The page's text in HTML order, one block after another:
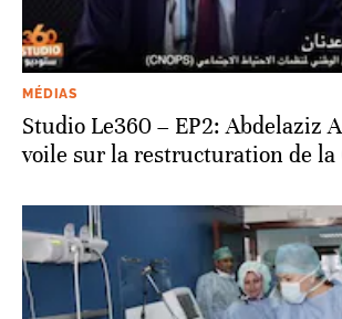
MÉDIAS
Studio Le360 – EP2: Abdelaziz
voile sur la restructuration de la